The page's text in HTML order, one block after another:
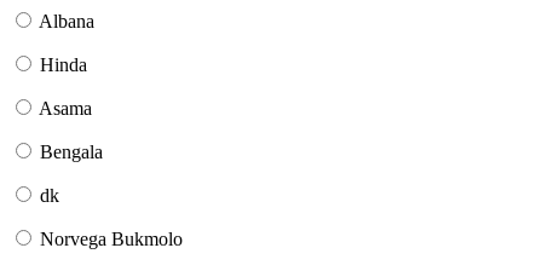
Albana
Hinda
Asama
Bengala
dk
Norvega Bukmolo